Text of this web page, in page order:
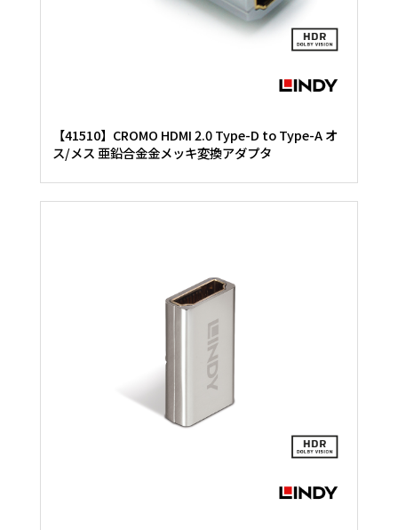
【41510】CROMO HDMI 2.0 Type-D to Type-A オ
ス/メス 亜鉛合金金メッキ変換アダプタ